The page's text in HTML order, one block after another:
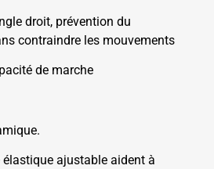
droit, prévention du
contraindre les mouvements
de marche
ajustable aident à